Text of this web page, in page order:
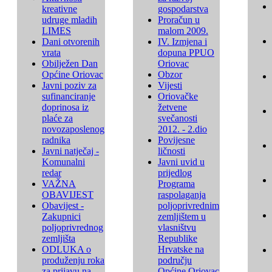
kreativne
udruge mladih
LIMES
Dani otvorenih
vrata
Obilježen Dan
Općine Oriovac
Javni poziv za
sufinanciranje
doprinosa iz
plaće za
novozaposlenog
radnika
Javni natječaj -
Komunalni
redar
VAŽNA
OBAVIJEST
Obavijest -
Zakupnici
poljoprivrednog
zemljišta
ODLUKA o
produženju roka
gospodarstva
Proračun u
malom 2009.
IV. Izmjena i
dopuna PPUO
Oriovac
Obzor
Vijesti
Oriovačke
žetvene
svečanosti
2012. - 2.dio
Povijesne
ličnosti
Javni uvid u
prijedlog
Programa
raspolaganja
poljoprivrednim
zemljištem u
vlasništvu
Republike
Hrvatske na
području